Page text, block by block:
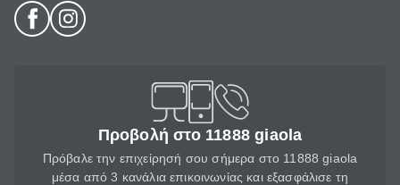
Προβολή στο 11888 giaola
Πρόβαλε την επιχείρησή σου σήμερα στο 11888 giaola
μέσα από 3 κανάλια επικοινωνίας και εξασφάλισε τη